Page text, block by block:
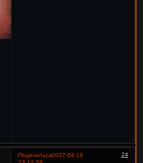
Поделиться 24
2007-04-19